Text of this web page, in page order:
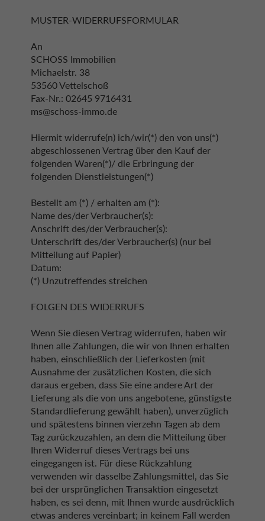
MUSTER-WIDERRUFSFORMULAR
An
SCHOSS Immobilien
Michaelstr. 38
53560 Vettelschoß
Fax-Nr.: 02645 9716431
ms@schoss-immo.de
Hiermit widerrufe(n) ich/wir(*) den von uns(*)
abgeschlossenen Vertrag über den Kauf der
folgenden Waren(*)/ die Erbringung der
folgenden Dienstleistungen(*)
Bestellt am (*) / erhalten am (*):
Name des/der Verbraucher(s):
Anschrift des/der Verbraucher(s):
Unterschrift des/der Verbraucher(s) (nur bei
Mitteilung auf Papier)
Datum:
(*) Unzutreffendes streichen
FOLGEN DES WIDERRUFS
Wenn Sie diesen Vertrag widerrufen, haben wir
Ihnen alle Zahlungen, die wir von Ihnen erhalten
haben, einschließlich der Lieferkosten (mit
Ausnahme der zusätzlichen Kosten, die sich
daraus ergeben, dass Sie eine andere Art der
Lieferung als die von uns angebotene, günstigste
Standardlieferung gewählt haben), unverzüglich
und spätestens binnen vierzehn Tagen ab dem
Tag zurückzuzahlen, an dem die Mitteilung über
Ihren Widerruf dieses Vertrags bei uns
eingegangen ist. Für diese Rückzahlung
verwenden wir dasselbe Zahlungsmittel, das Sie
bei der ursprünglichen Transaktion eingesetzt
haben, es sei denn, mit Ihnen wurde ausdrücklich
etwas anderes vereinbart; in keinem Fall werden